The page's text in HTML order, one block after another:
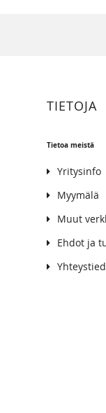
TIETOJA
Tietoa meistä
Yritysinfo
Myymälä
Muut
Ehdot ja